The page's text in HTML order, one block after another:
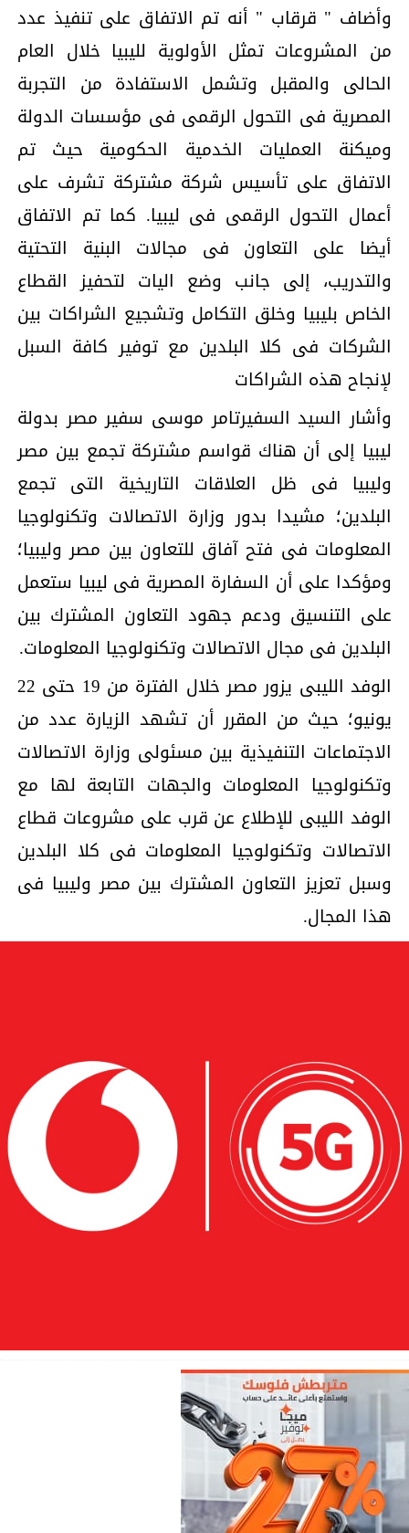
وأضاف " قرقاب " أنه تم الاتفاق على تنفيذ عدد
من المشروعات تمثل الأولوية لليبيا خلال العام
الحالى والمقبل وتشمل الاستفادة من التجربة
المصرية فى التحول الرقمى فى مؤسسات الدولة
وميكنة العمليات الخدمية الحكومية حيث تم
الاتفاق على تأسيس شركة مشتركة تشرف على
أعمال التحول الرقمى فى ليبيا. كما تم الاتفاق
أيضا على التعاون فى مجالات البنية التحتية
والتدريب، إلى جانب وضع اليات لتحفيز القطاع
الخاص بليبيا وخلق التكامل وتشجيع الشراكات بين
الشركات فى كلا البلدين مع توفير كافة السبل
لإنجاح هذه الشراكات
وأشار السيد السفيرتامر موسى سفير مصر بدولة
ليبيا إلى أن هناك قواسم مشتركة تجمع بين مصر
وليبيا فى ظل العلاقات التاريخية التى تجمع
البلدين؛ مشيدا بدور وزارة الاتصالات وتكنولوجيا
المعلومات فى فتح آفاق للتعاون بين مصر وليبيا؛
ومؤكدا على أن السفارة المصرية فى ليبيا ستعمل
على التنسيق ودعم جهود التعاون المشترك بين
البلدين فى مجال الاتصالات وتكنولوجيا المعلومات.
الوفد الليبى يزور مصر خلال الفترة من 19 حتى 22
يونيو؛ حيث من المقرر أن تشهد الزيارة عدد من
الاجتماعات التنفيذية بين مسئولى وزارة الاتصالات
وتكنولوجيا المعلومات والجهات التابعة لها مع
الوفد الليبى للإطلاع عن قرب على مشروعات قطاع
الاتصالات وتكنولوجيا المعلومات فى كلا البلدين
وسبل تعزيز التعاون المشترك بين مصر وليبيا فى
هذا المجال.